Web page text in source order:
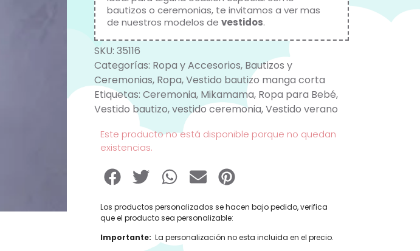
bautizos o ceremonias, te invitamos a ver mas
de nuestros modelos de vestidos.
SKU: 35116
Categorías: Ropa y Accesorios, Bautizos y
Ceremonias, Ropa,Vestido bautizo manga corta
Etiquetas: Ceremonia, Mikamama, Ropa para Bebé,
Vestido bautizo,vestido ceremonia,Vestido verano
Este producto no está disponible porque no quedan
existencias.
Los productos personalizados se hacen bajo pedido, verifica
que el producto sea personalizable:
Importante: La personalización no esta incluida en el precio.